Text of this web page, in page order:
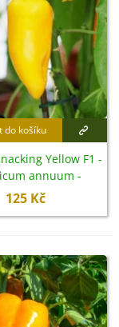
chce pěstovat
, která se
do košíku
Yellow F1 -
annuum -
- 5 ks
125 Kč